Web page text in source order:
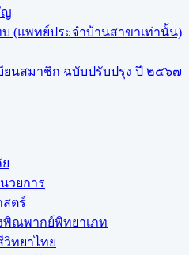
ญ
(แพทย์ประจำบ้านสาขาเท่านั้น)
ยนสมาชิก ฉบับปรับปรุง ปี ๒๕๖๗
วยการ
สตร์
พิณพากย์พิทยาเภท
ทยาไทย